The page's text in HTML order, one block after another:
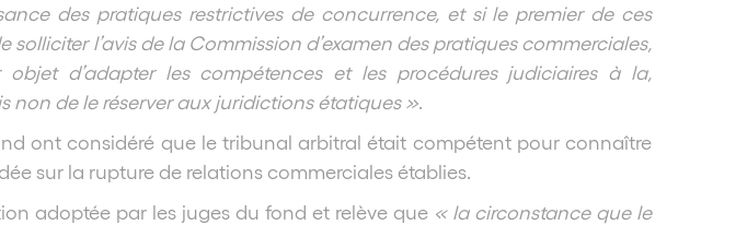
des pratiques restrictives de concurrence, et si le premier de ces
solliciter l’avis de la Commission d’examen des pratiques commerciales,
d’adapter les compétences et les procédures judiciaires à la,
non de le réserver aux juridictions étatiques ».
ont considéré que le tribunal arbitral était compétent pour connaître
sur la rupture de relations commerciales établies.
adoptée par les juges du fond et relève que « la circonstance que le